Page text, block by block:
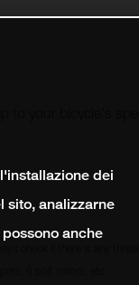
to your bicycle's
check if there is any
6 bolt rotors, etc.
dei
sito, analizzarne
anche